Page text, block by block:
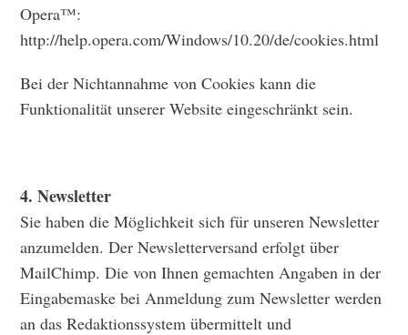
Opera™:
http://help.opera.com/Windows/10.20/de/cookies.html
Bei der Nichtannahme von Cookies kann die
Funktionalität unserer Website eingeschränkt sein.
4. Newsletter
Sie haben die Möglichkeit sich für unseren Newsletter
anzumelden. Der Newsletterversand erfolgt über
MailChimp. Die von Ihnen gemachten Angaben in der
Eingabemaske bei Anmeldung zum Newsletter werden
an das Redaktionssystem übermittelt und